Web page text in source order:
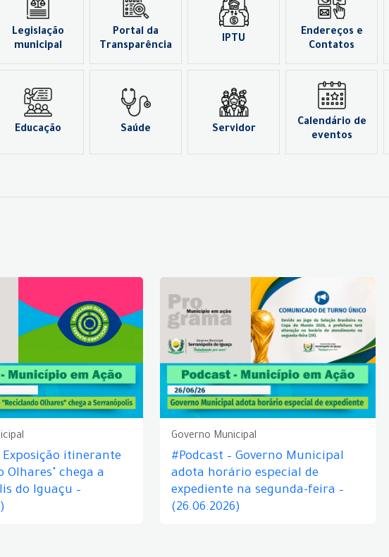
Legislação
municipal
Portal da
Transparência
IPTU
Endereços e
Contatos
Educação Saúde Servidor
Calendário de
eventos
Exposição itinerante
Olhares" chega a
do Iguaçu –
Governo Municipal
#Podcast – Governo Municipal
adota horário especial de
expediente na segunda-feira –
(26.06.2026)